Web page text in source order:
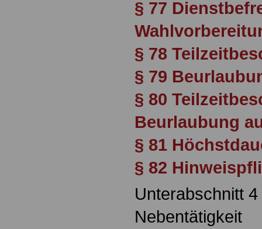
§ 77
§ 78
§ 79
§ 80
Beurlaubung
§ 81
§ 82
Unterabschnitt 4
Nebentätigkeit